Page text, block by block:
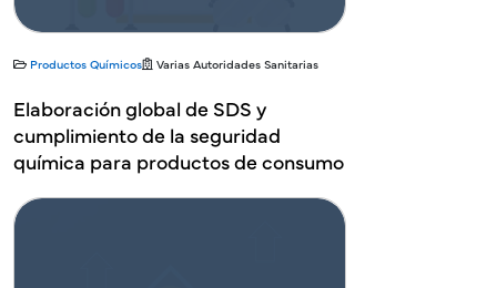
Productos Químicos Varias Autoridades Sanitarias
Elaboración global de SDS y
cumplimiento de la seguridad
química para productos de consumo